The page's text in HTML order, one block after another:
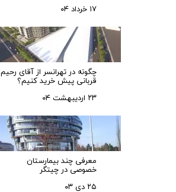
۱۷ خرداد ۰۴
چگونه در تهرانسر از آقای رحیم
قربانی پیش خرید کنیم؟
۲۳ اردیبهشت ۰۴
معرفی چند بیمارستان
خصوصی در چیتگر
۲۵ دی ۰۳